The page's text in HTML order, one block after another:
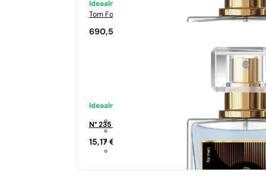
Ideaalne sobivus
Tom Ford
690,50
Ideaalne sobivus
N° 235 - 35%
15,17 €